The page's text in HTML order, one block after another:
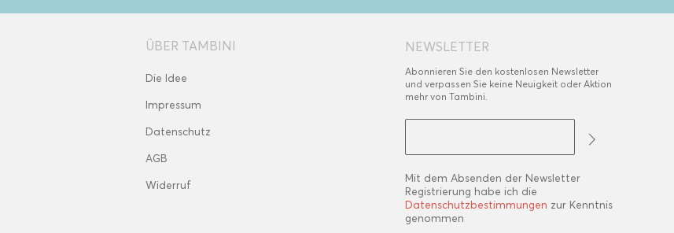
ÜBER TAMBINI
Die Idee
Impressum
Datenschutz
AGB
Widerruf
NEWSLETTER
Abonnieren Sie den kostenlosen Newsletter
und verpassen Sie keine Neuigkeit oder Aktion
mehr von Tambini.
Mit dem Absenden der Newsletter
Registrierung habe ich die
Datenschutzbestimmungen zur Kenntnis
genommen